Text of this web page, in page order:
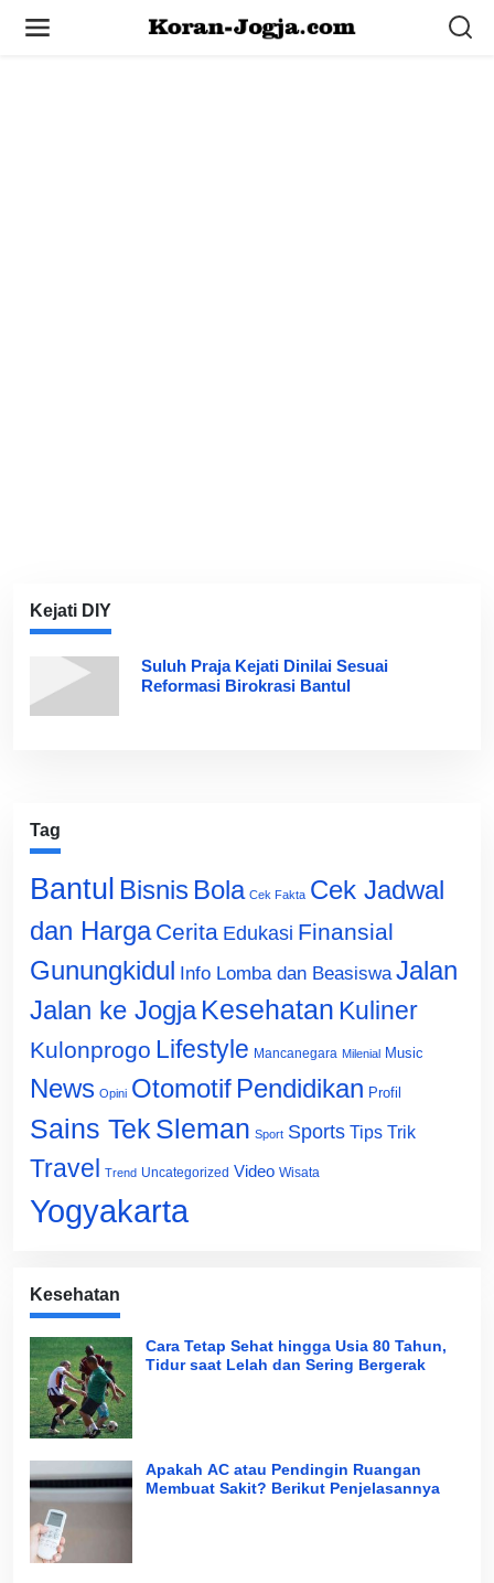
Kejati DIY
Suluh Praja Kejati Dinilai Sesuai
Reformasi Birokrasi Bantul
Tag
Bantul Bisnis Bola Cek Fakta Cek Jadwal
dan Harga Cerita Edukasi Finansial
Gunungkidul Info Lomba dan Beasiswa Jalan
Jalan ke Jogja Kesehatan Kuliner
Kulonprogo Lifestyle Mancanegara Milenial Music
News Opini Otomotif Pendidikan Profil
Sains Tek Sleman Sport Sports Tips Trik
Travel Trend Uncategorized Video Wisata
Yogyakarta
Kesehatan
Cara Tetap Sehat hingga Usia 80 Tahun,
Tidur saat Lelah dan Sering Bergerak
Apakah AC atau Pendingin Ruangan
Membuat Sakit? Berikut Penjelasannya